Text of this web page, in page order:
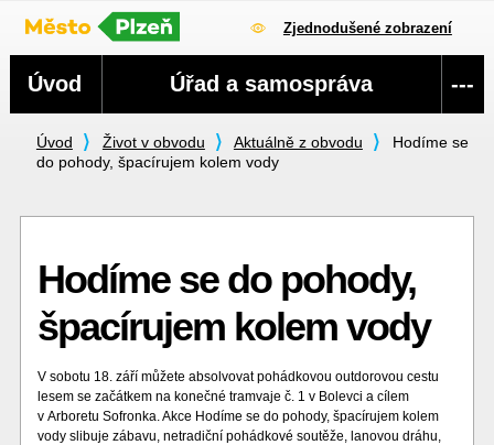
Zjednodušené zobrazení
Úvod Život v obvodu Aktuálně z obvodu
Hodíme se
do pohody, špacírujem kolem vody
Hodíme se do pohody,
špacírujem kolem vody
V sobotu 18. září můžete absolvovat pohádkovou outdorovou cestu
lesem se začátkem na konečné tramvaje č. 1 v Bolevci a cílem
v Arboretu Sofronka. Akce Hodíme se do pohody, špacírujem kolem
vody slibuje zábavu, netradiční pohádkové soutěže, lanovou dráhu,
Navigace
Úvod Úřad a samospráva ---